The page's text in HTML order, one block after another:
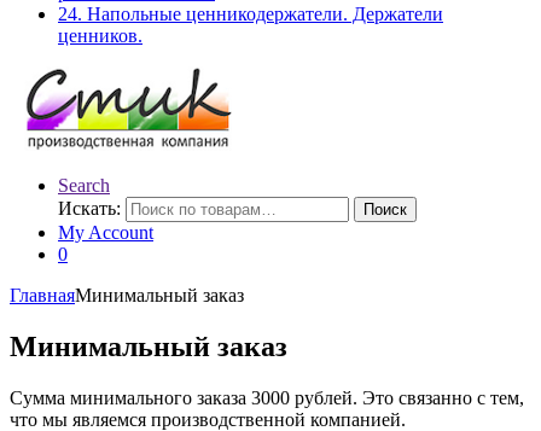
24. Напольные ценникодержатели. Держатели
ценников.
Search
Искать:
Поиск
My Account
0
ГлавнаяМинимальный заказ
Минимальный заказ
Сумма минимального заказа 3000 рублей. Это связанно с тем,
что мы являемся производственной компанией.